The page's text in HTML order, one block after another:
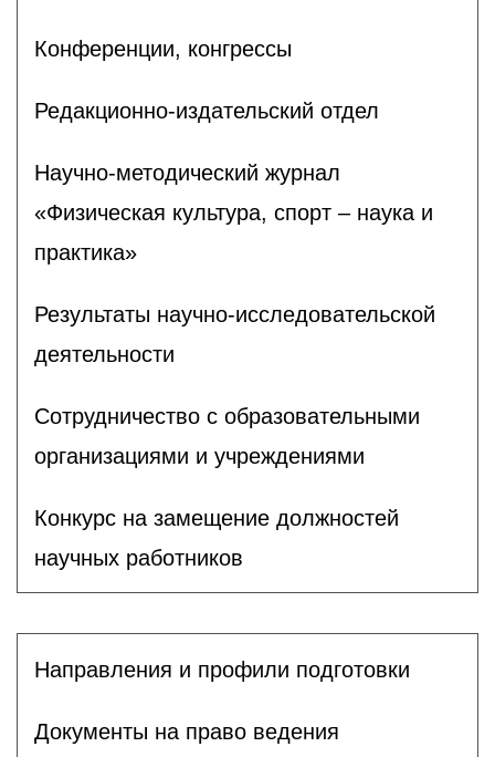
Конференции, конгрессы
Редакционно-издательский отдел
Научно-методический журнал
«Физическая культура, спорт – наука и
практика»
Результаты научно-исследовательской
деятельности
Сотрудничество с образовательными
организациями и учреждениями
Конкурс на замещение должностей
научных работников
Направления и профили подготовки
Документы на право ведения